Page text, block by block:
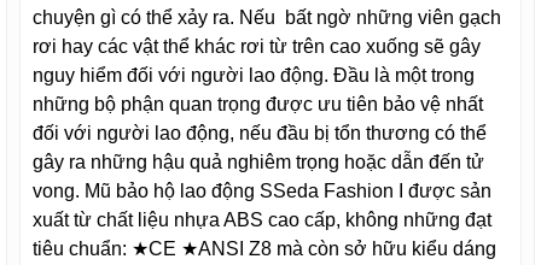
chuyện gì có thể xảy ra. Nếu bất ngờ những viên gạch
rơi hay các vật thể khác rơi từ trên cao xuống sẽ gây
nguy hiểm đối với người lao động. Đầu là một trong
những bộ phận quan trọng được ưu tiên bảo vệ nhất
đối với người lao động, nếu đầu bị tổn thương có thể
gây ra những hậu quả nghiêm trọng hoặc dẫn đến tử
vong. Mũ bảo hộ lao động SSeda Fashion I được sản
xuất từ chất liệu nhựa ABS cao cấp, không những đạt
tiêu chuẩn: ★CE ★ANSI Z8 mà còn sở hữu kiểu dáng